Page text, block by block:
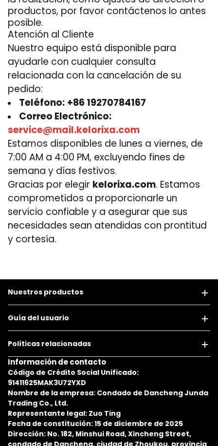
productos, por favor contáctenos lo antes
posible.
Atención al Cliente
Nuestro equipo está disponible para
ayudarle con cualquier consulta
relacionada con la cancelación de su
pedido:
Teléfono: +86 19270784167
Correo Electrónico:
service@mail.kelorixa.com
Estamos disponibles de lunes a viernes, de
7:00 AM a 4:00 PM, excluyendo fines de
semana y días festivos.
Gracias por elegir kelorixa.com. Estamos
comprometidos a proporcionarle un
servicio confiable y a asegurar que sus
necesidades sean atendidas con prontitud
y cortesía.
Nuestros productos
Guía del usuario
Políticas relacionadas
Información de contacto
Código de Crédito Social Unificado:
91411625MAK3U72YXD
Nombre de la empresa: Condado de Dancheng Junda
Trading Co., Ltd.
Representante legal: Zuo Ting
Fecha de constitución: 15 de diciembre de 2025
Dirección: No. 182, Minshui Road, Xincheng Street,
condado de Dancheng, ciudad de Zhoukou, provincia